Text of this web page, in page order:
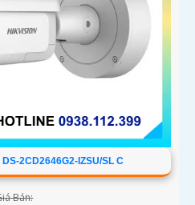
2CD2646G2-IZSU/SL C
Bán: